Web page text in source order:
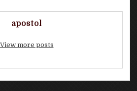
apostol
View more posts